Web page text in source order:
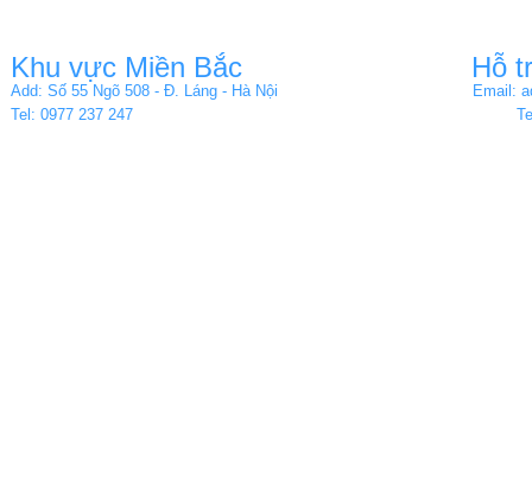
Khu vực Miền Bắc
Add: Số 55 Ngõ 508 - Đ. Láng - Hà Nội
Tel: 0977 237 247
Hỗ
Email: